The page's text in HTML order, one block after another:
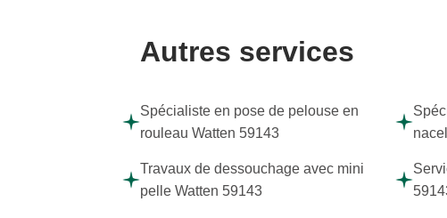
Autres services
Spécialiste en pose de pelouse en
rouleau Watten 59143
Travaux de dessouchage avec mini
pelle Watten 59143